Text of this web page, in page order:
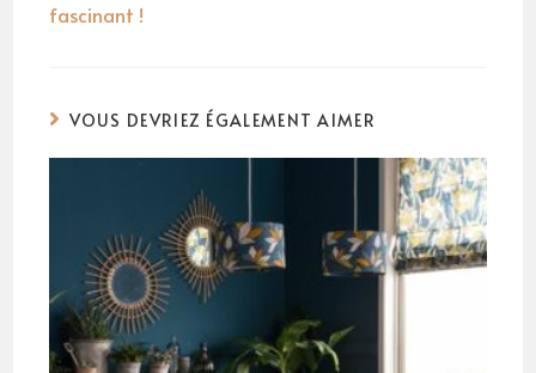
fascinant !
VOUS DEVRIEZ ÉGALEMENT AIMER